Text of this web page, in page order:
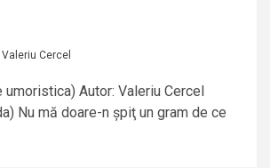
Valeriu Cercel
Autor: Valeriu Cercel
Nu mă doare-n șpiţ un gram de ce